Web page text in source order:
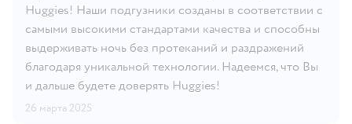
Huggies! Наши подгузники созданы в соответствии с
самыми высокими стандартами качества и способны
выдерживать ночь без протеканий и раздражений
благодаря уникальной технологии. Надеемся, что Вы
и дальше будете доверять Huggies!
26 марта 2025